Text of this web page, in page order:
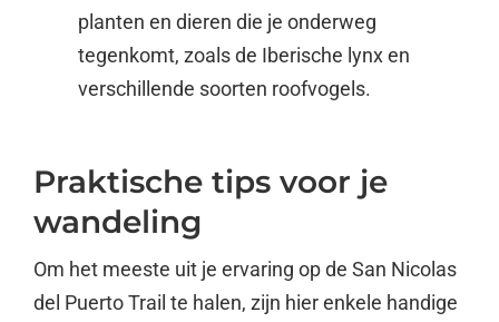
planten en dieren die je onderweg
tegenkomt, zoals de Iberische lynx en
verschillende soorten roofvogels.
Praktische tips voor je
wandeling
Om het meeste uit je ervaring op de San Nicolas
del Puerto Trail te halen, zijn hier enkele handige